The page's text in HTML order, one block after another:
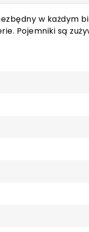
w każdym
Pojemniki są